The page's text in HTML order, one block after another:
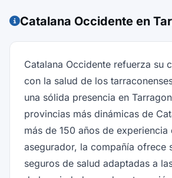
Catalana Occidente en
Catalana Occidente refuerza su
con la salud de los
una sólida presencia en
provincias más dinámicas de
más de 150 años de experiencia
asegurador, la compañía ofrece
seguros de salud adaptadas a